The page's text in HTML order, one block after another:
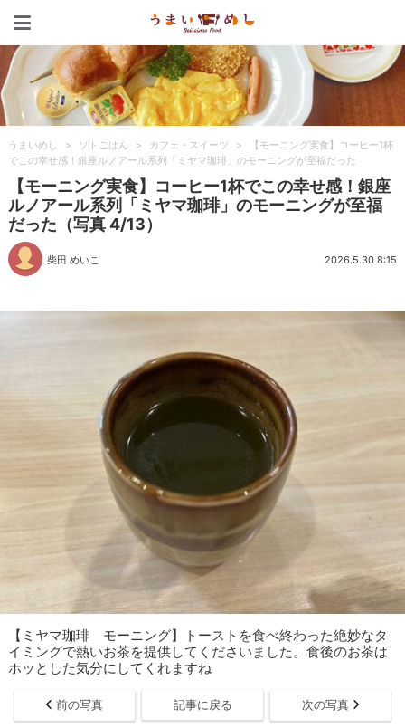
うまいめし > ソトごはん > カフェ・スイーツ >
【モーニング実食】コーヒー1杯
でこの幸せ感！銀座ルノアール系列「ミヤマ珈琲」のモーニングが至福だった
【モーニング実食】コーヒー1杯でこの幸せ感！銀座
ルノアール系列「ミヤマ珈琲」のモーニングが至福
だった（写真 4/13）
柴田 めいこ 2026.5.30 8:15
【ミヤマ珈琲 モーニング】トーストを食べ終わった絶妙なタ
イミングで熱いお茶を提供してくださいました。食後のお茶は
ホッとした気分にしてくれますね
前の写真 記事に戻る 次の写真